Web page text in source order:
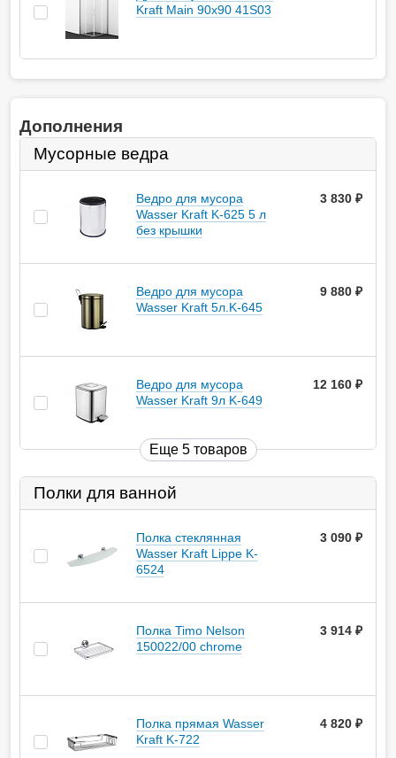
Kraft Main 90х90 41S03
Дополнения
Мусорные ведра
Ведро для мусора
Wasser Kraft K-625 5 л
без крышки
3 830
Ведро для мусора
Wasser Kraft 5л.K-645
9 880
Ведро для мусора
Wasser Kraft 9л K-649
12 160
Еще 5 товаров
Полки для ванной
Полка стеклянная
Wasser Kraft Lippe K-
6524
3 090
Полка Timo Nelson
150022/00 chrome
3 914
Полка прямая Wasser
Kraft K-722
4 820